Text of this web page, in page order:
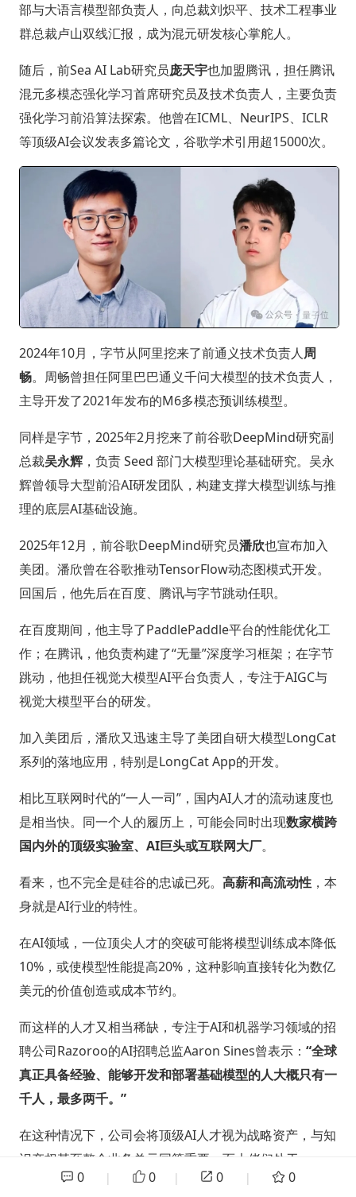
部与大语言模型部负责人，向总裁刘炽平、技术工程事业
群总裁卢山双线汇报，成为混元研发核心掌舵人。
随后，前Sea AI Lab研究员庞天宇也加盟腾讯，担任腾讯
混元多模态强化学习首席研究员及技术负责人，主要负责
强化学习前沿算法探索。他曾在ICML、NeurIPS、ICLR
等顶级AI会议发表多篇论文，谷歌学术引用超15000次。
2024年10月，字节从阿里挖来了前通义技术负责人周
畅。周畅曾担任阿里巴巴通义千问大模型的技术负责人，
主导开发了2021年发布的M6多模态预训练模型。
同样是字节，2025年2月挖来了前谷歌DeepMind研究副
总裁吴永辉，负责 Seed 部门大模型理论基础研究。吴永
辉曾领导大型前沿AI研发团队，构建支撑大模型训练与推
理的底层AI基础设施。
2025年12月，前谷歌DeepMind研究员潘欣也宣布加入
美团。潘欣曾在谷歌推动TensorFlow动态图模式开发。
回国后，他先后在百度、腾讯与字节跳动任职。
在百度期间，他主导了PaddlePaddle平台的性能优化工
作；在腾讯，他负责构建了“无量”深度学习框架；在字节
跳动，他担任视觉大模型AI平台负责人，专注于AIGC与
视觉大模型平台的研发。
加入美团后，潘欣又迅速主导了美团自研大模型LongCat
系列的落地应用，特别是LongCat App的开发。
相比互联网时代的“一人一司”，国内AI人才的流动速度也
是相当快。同一个人的履历上，可能会同时出现数家横跨
国内外的顶级实验室、AI巨头或互联网大厂。
看来，也不完全是硅谷的忠诚已死。 高薪和高流动性，本
身就是AI行业的特性。
在AI领域，一位顶尖人才的突破可能将模型训练成本降低
10%，或使模型性能提高20%，这种影响直接转化为数亿
美元的价值创造或成本节约。
而这样的人才又相当稀缺，专注于AI和机器学习领域的招
聘公司Razoroo的AI招聘总监Aaron Sines曾表示： “全球
真正具备经验、能够开发和部署基础模型的人大概只有一
千人，最多两千。”
在这种情况下，公司会将顶级AI人才视为战略资产，与知
识产权甚至整个业务单元同等重要；而大佬们处于一
“哪哪都能赚钱”的买方市场 中，他们的反复横跳似乎也
0 | 0 | 0 | 0